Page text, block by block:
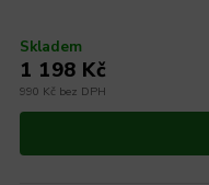
Skladem
990 Kč bez DPH
1 198 Kč